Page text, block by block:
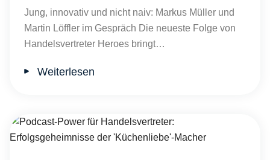
Jung, innovativ und nicht naiv: Markus Müller und
Martin Löffler im Gespräch Die neueste Folge von
Handelsvertreter Heroes bringt…
Weiterlesen